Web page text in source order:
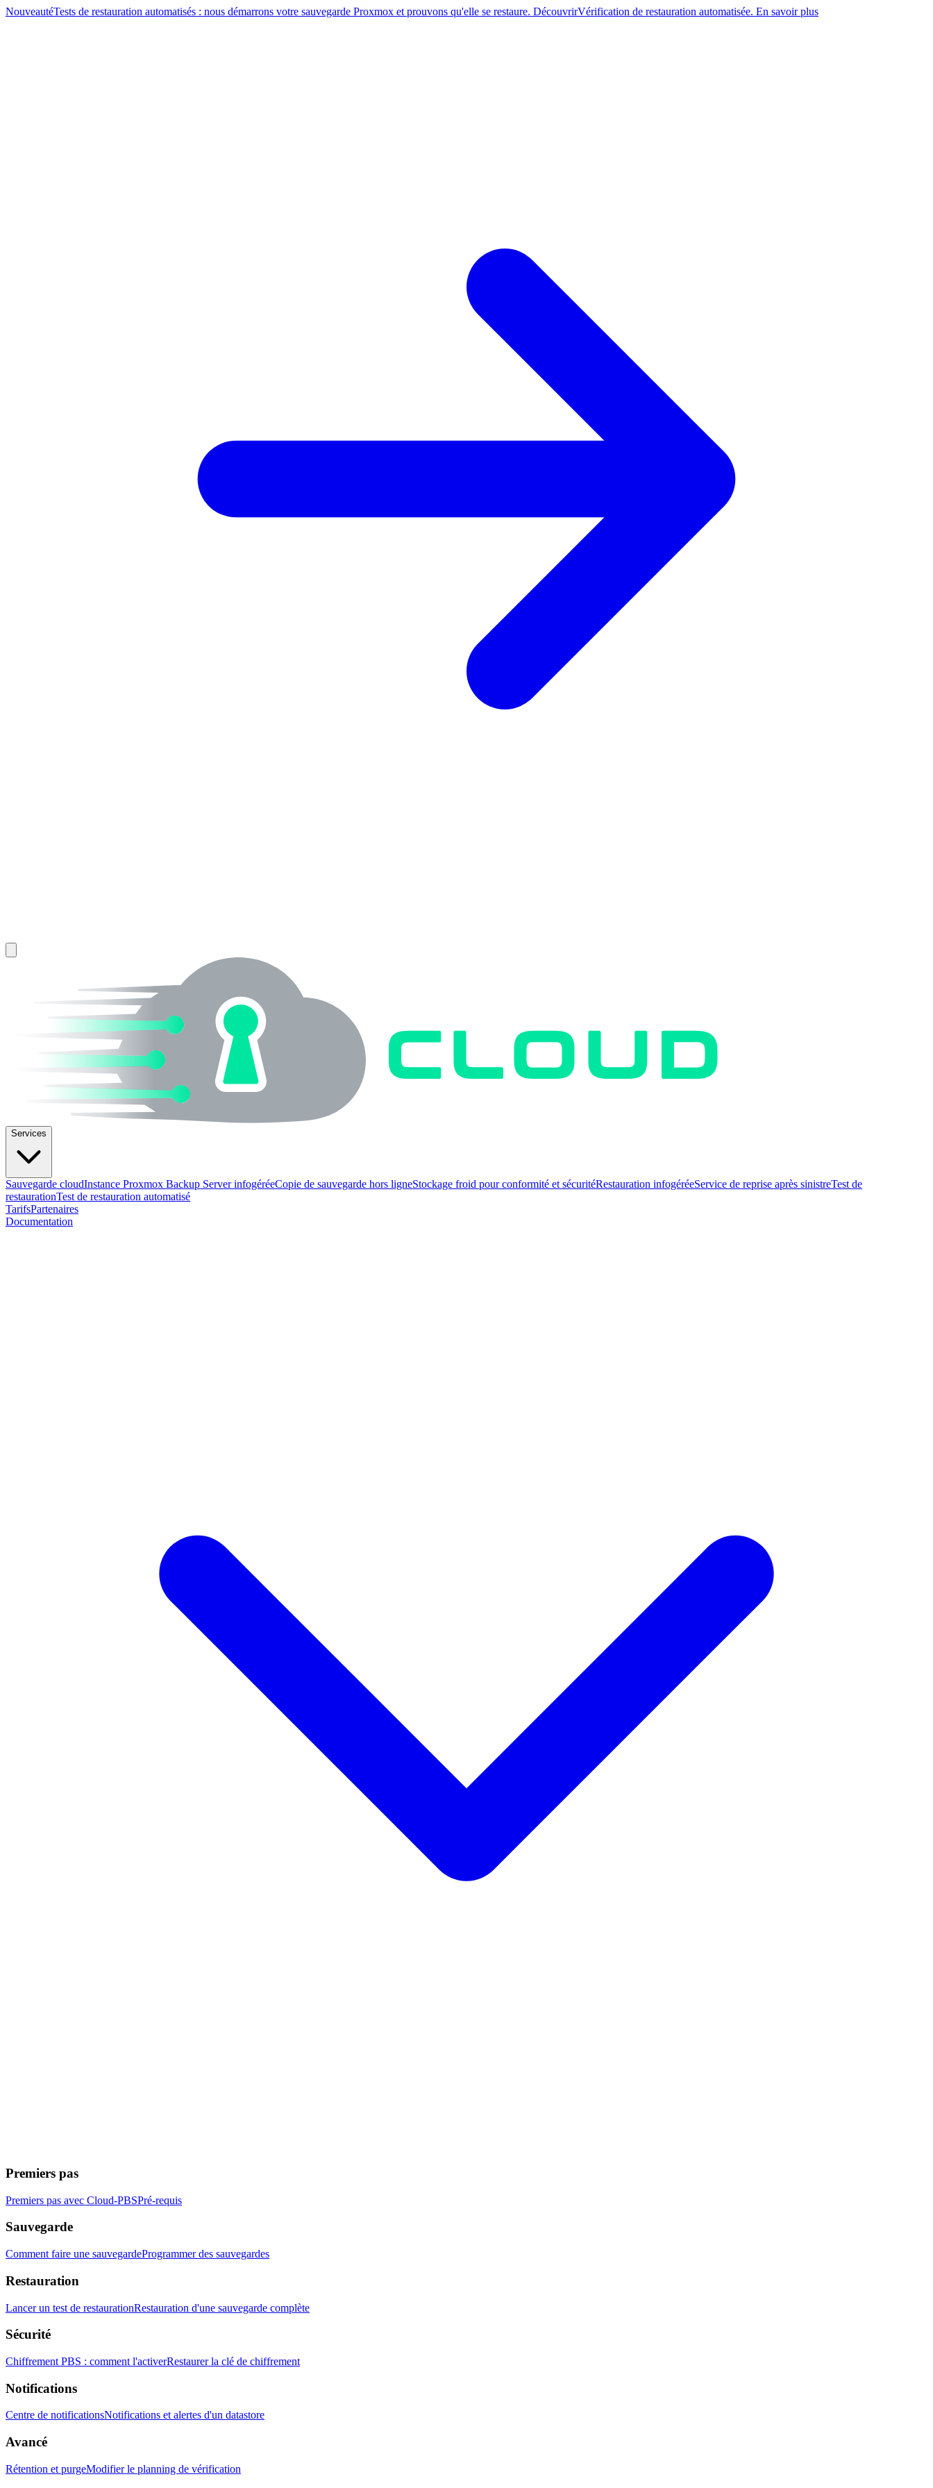
NouveautéTests de restauration automatisés : nous démarrons votre sauvegarde Proxmox et prouvons qu'elle se restaure. DécouvrirVérification de restauration automatisée. En savoir plus
Services
Sauvegarde cloudInstance Proxmox Backup Server infogéréeCopie de sauvegarde hors ligneStockage froid pour conformité et sécuritéRestauration infogéréeService de reprise après sinistreTest de
restaurationTest de restauration automatisé
TarifsPartenaires
Documentation
Premiers pas
Premiers pas avec Cloud-PBSPré-requis
Sauvegarde
Comment faire une sauvegardeProgrammer des sauvegardes
Restauration
Lancer un test de restaurationRestauration d'une sauvegarde complète
Sécurité
Chiffrement PBS : comment l'activerRestaurer la clé de chiffrement
Notifications
Centre de notificationsNotifications et alertes d'un datastore
Avancé
Rétention et purgeModifier le planning de vérification